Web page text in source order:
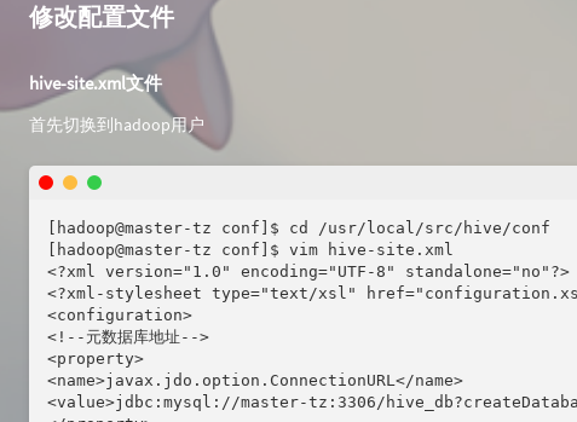
修改配置文件
hive-site.xml文件
首先切换到hadoop用户
[hadoop@master-tz conf]$ cd /usr/local/src/hive/conf
[hadoop@master-tz conf]$ vim hive-site.xml
<?xml version="1.0" encoding="UTF-8" standalone="no"?>
<?xml-stylesheet type="text/xsl"
<configuration>
<!--元数据库地址-->
<property>
<name>javax.jdo.option.ConnectionURL</name>
<value>jdbc:mysql://master-tz:3306/